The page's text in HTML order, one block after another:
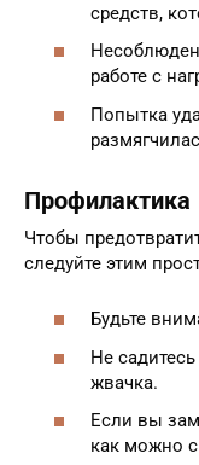
средств,
работе с
Попытка
Профилактика
Чтобы
следуйте этим
Будьте
Не
жвачка.
Если вы
как можно